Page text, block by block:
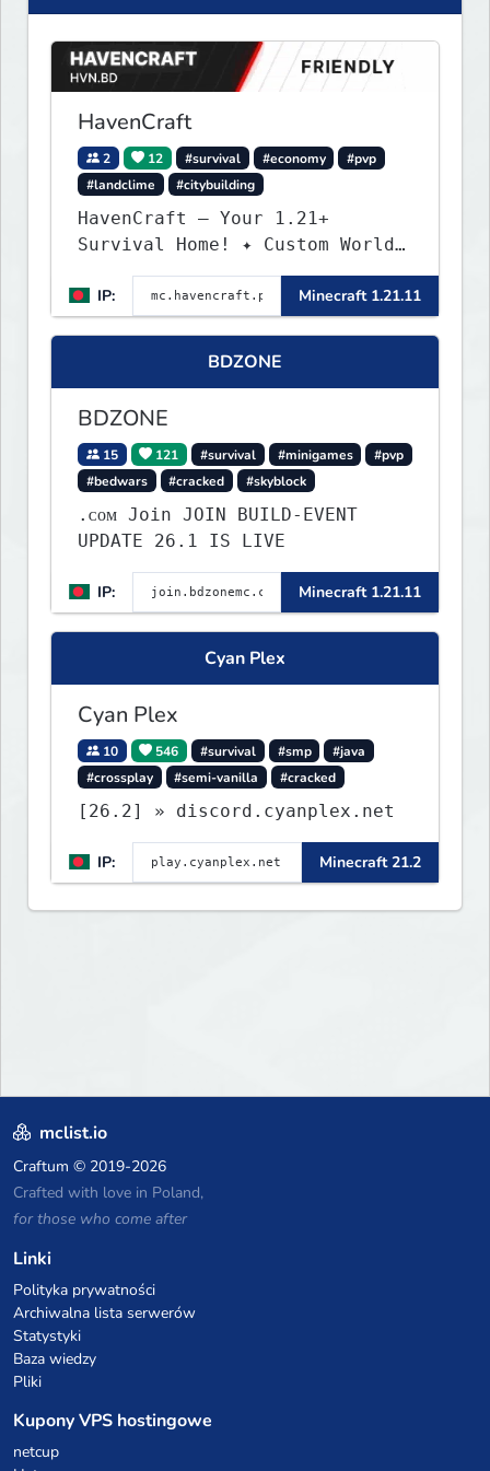
HavenCraft
2 12 #survival #economy
#pvp
#landclime
#citybuilding
HavenCraft — Your 1.21+
Survival Home! ✦ Custom World
Player Economy — Trade & build
wealth ✦ Land Claims — Protect
— Always something fun ✦ Zero
IP: Minecraft 1.21.11
BDZONE
BDZONE
15 121 #survival #minigames
#pvp
#bedwars
#cracked #skyblock
.ᴄᴏᴍ Join JOIN BUILD-EVENT
UPDATE 26.1 IS LIVE
IP: Minecraft 1.21.11
Cyan Plex
Cyan Plex
10 546 #survival #smp
#java
#crossplay
#semi-vanilla #cracked
[26.2] » discord.cyanplex.net
IP: Minecraft 21.2
mclist.io
Craftum © 2019-2026
Crafted with love in Poland,
for those who come after
Linki
Polityka prywatności
Archiwalna lista serwerów
Statystyki
Baza wiedzy
Pliki
Kupony VPS hostingowe
netcup